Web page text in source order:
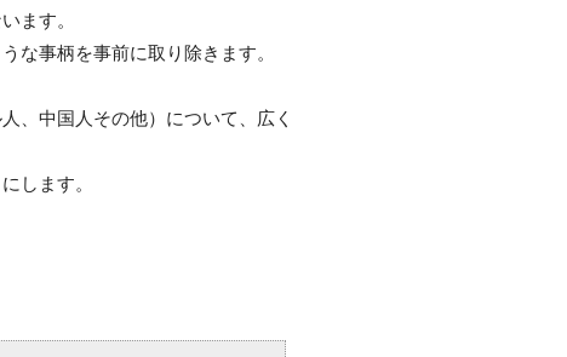
ます。
な事柄を事前に取り除きます。
、中国人その他）について、広く
します。